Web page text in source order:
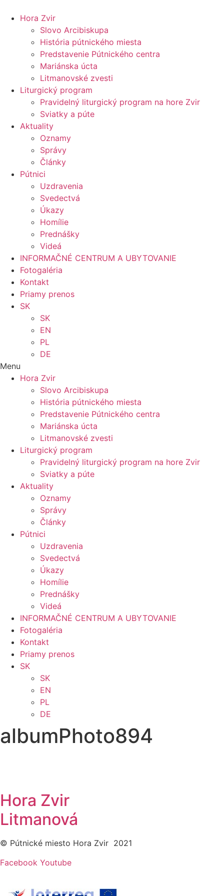
Hora Zvir
Slovo Arcibiskupa
História pútnického miesta
Predstavenie Pútnického centra
Mariánska úcta
Litmanovské zvesti
Liturgický program
Pravidelný liturgický program na hore Zvir
Sviatky a púte
Aktuality
Oznamy
Správy
Články
Pútnici
Uzdravenia
Svedectvá
Úkazy
Homílie
Prednášky
Videá
INFORMAČNÉ CENTRUM A UBYTOVANIE
Fotogaléria
Kontakt
Priamy prenos
SK
SK
EN
PL
DE
Menu
Hora Zvir
Slovo Arcibiskupa
História pútnického miesta
Predstavenie Pútnického centra
Mariánska úcta
Litmanovské zvesti
Liturgický program
Pravidelný liturgický program na hore Zvir
Sviatky a púte
Aktuality
Oznamy
Správy
Články
Pútnici
Uzdravenia
Svedectvá
Úkazy
Homílie
Prednášky
Videá
INFORMAČNÉ CENTRUM A UBYTOVANIE
Fotogaléria
Kontakt
Priamy prenos
SK
SK
EN
PL
DE
albumPhoto894
Hora Zvir
Litmanová
© Pútnické miesto Hora Zvir 2021
Facebook Youtube